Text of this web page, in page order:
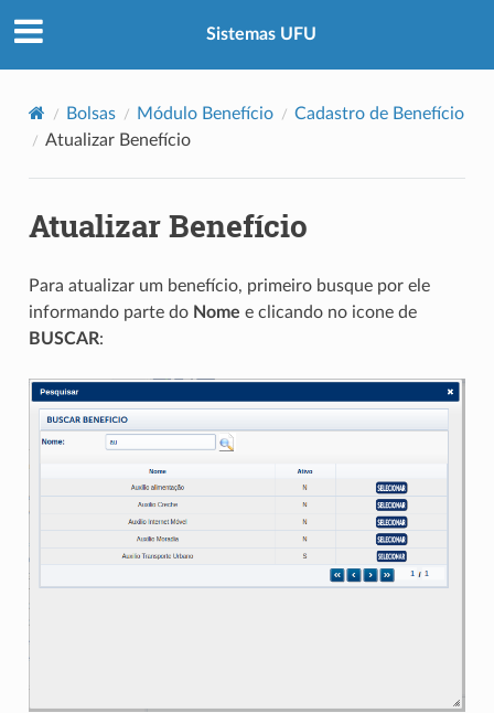
Sistemas UFU
Bolsas Módulo Benefício
Cadastro de Benefício
Atualizar Benefício
Atualizar Benefício
Para atualizar um benefício, primeiro busque por ele
informando parte do Nome e clicando no icone de
BUSCAR: